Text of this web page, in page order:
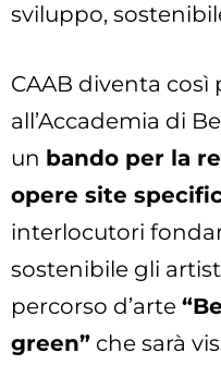
sviluppo,
CAAB diventa
all’Accademia di
un bando per la
opere site
interlocutori
sostenibile gli
percorso d’arte
green” che sarà